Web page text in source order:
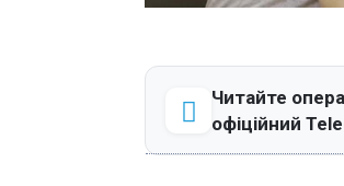
Читайте
офіційний